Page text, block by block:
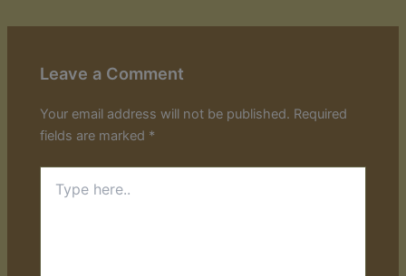
Leave a Comment
Your email address will not be published. Required
fields are marked *
here..